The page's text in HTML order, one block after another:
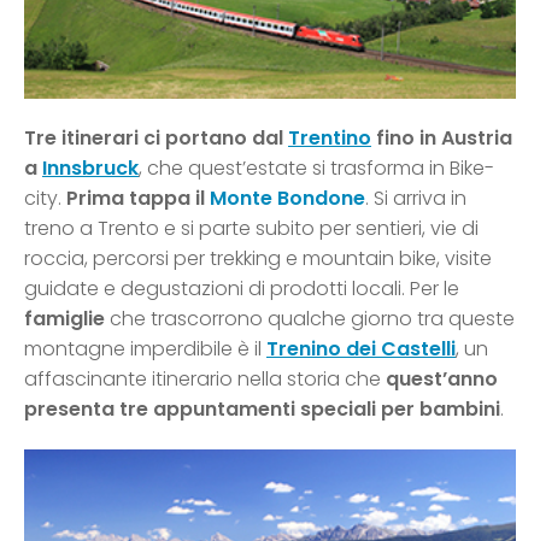
Tre itinerari ci portano dal Trentino fino in Austria
a Innsbruck, che quest’estate si trasforma in Bike-
city. Prima tappa il Monte Bondone. Si arriva in
treno a Trento e si parte subito per sentieri, vie di
roccia, percorsi per trekking e mountain bike, visite
guidate e degustazioni di prodotti locali. Per le
famiglie che trascorrono qualche giorno tra queste
montagne imperdibile è il Trenino dei Castelli, un
affascinante itinerario nella storia che quest’anno
presenta tre appuntamenti speciali per bambini.